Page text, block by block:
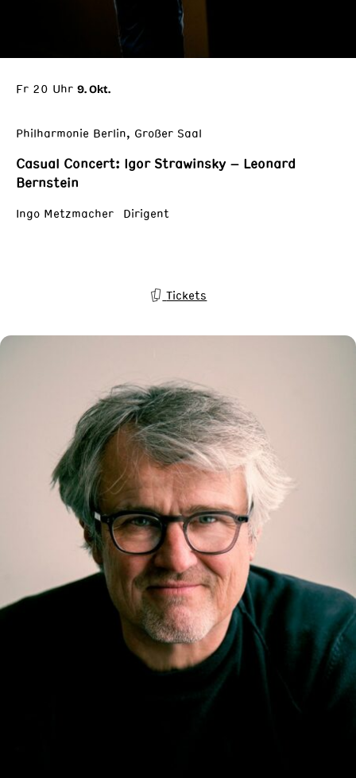
Fr 20 Uhr 9. Okt.
Philharmonie Berlin, Großer Saal
Casual Concert: Igor Strawinsky – Leonard
Bernstein
Ingo Metzmacher Dirigent
Tickets